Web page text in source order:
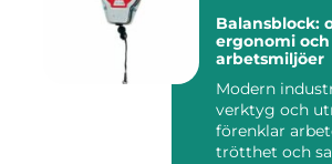
Balansblock:
ergonomi
arbetsmiljöer
Modern
verktyg och
förenklar
trötthet och